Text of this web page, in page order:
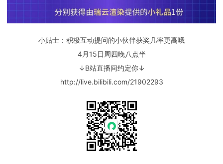
小贴士：积极互动提问的小伙伴获奖几率更高哦
4月15日周四晚八点半
↓B站直播间约定你↓
http://live.bilibili.com/21902293